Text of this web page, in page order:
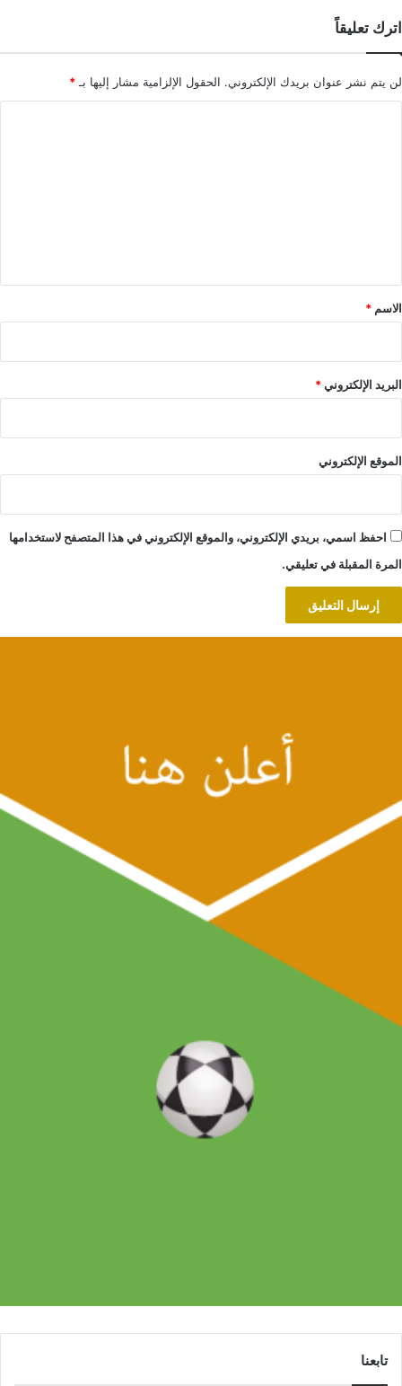
اترك تعليقاً
لن يتم نشر عنوان بريدك الإلكتروني. الحقول الإلزامية مشار إليها بـ *
*
الاسم *
البريد الإلكتروني*
الموقع الإلكتروني
احفظ اسمي، بريدي الإلكتروني، والموقع الإلكتروني في هذا المتصفح لاستخدامها
المرة المقبلة في تعليقي.
تابعنا